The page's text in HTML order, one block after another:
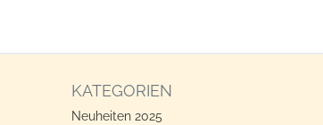
KATEGORIEN
Neuheiten 2025